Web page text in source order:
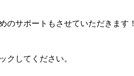
のサポートもさせていただきます！
クしてください。